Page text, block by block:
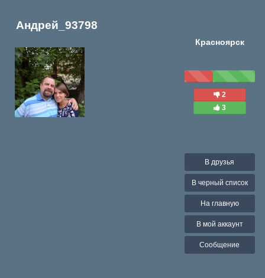
Андрей_93798
Красноярск
2
3
В друзья
В черный список
На главную
В мой аккаунт
Сообщение